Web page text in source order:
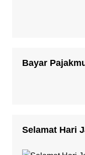
Bayar
Selamat Hari